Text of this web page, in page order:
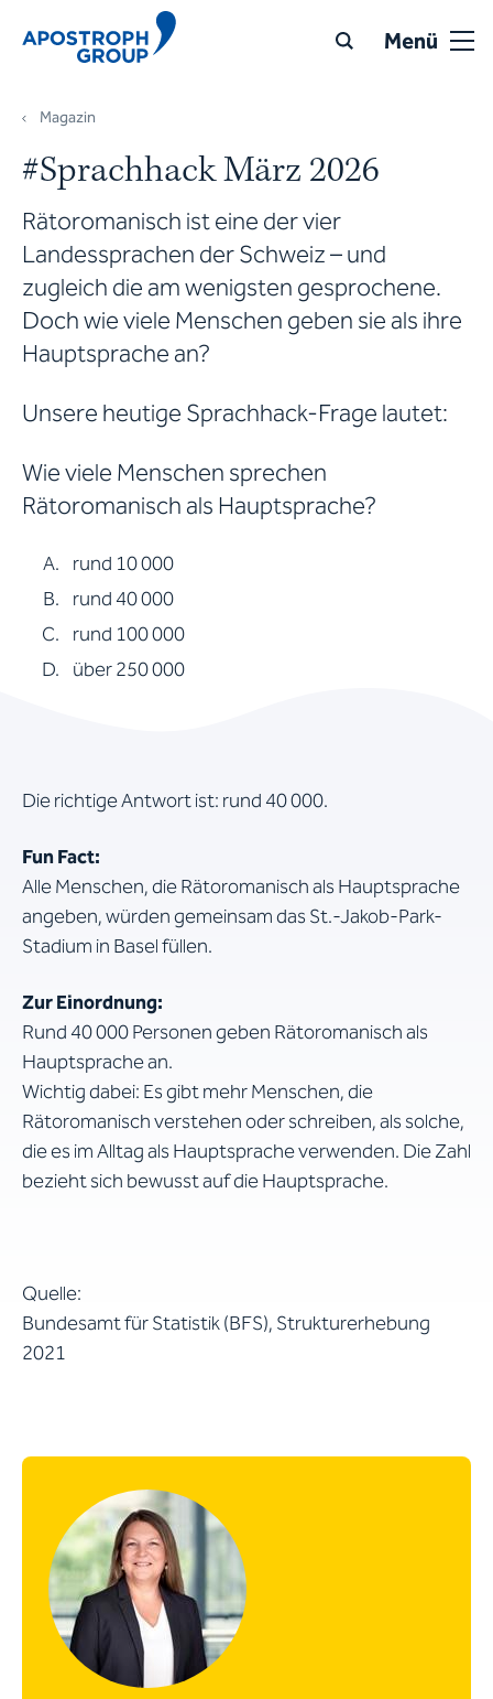
Menü
Magazin
#Sprachhack März 2026
Rätoromanisch ist eine der vier
Landessprachen der Schweiz – und
zugleich die am wenigsten gesprochene.
Doch wie viele Menschen geben sie als ihre
Hauptsprache an?
Unsere heutige Sprachhack-Frage lautet:
Wie viele Menschen sprechen
Rätoromanisch als Hauptsprache?
rund 10 000
rund 40 000
rund 100 000
über 250 000
Die richtige Antwort ist: rund 40 000.
Fun Fact:
Alle Menschen, die Rätoromanisch als Hauptsprache
angeben, würden gemeinsam das St.-Jakob-Park-
Stadium in Basel füllen.
Zur Einordnung:
Rund 40 000 Personen geben Rätoromanisch als
Hauptsprache an.
Wichtig dabei: Es gibt mehr Menschen, die
Rätoromanisch verstehen oder schreiben, als solche,
die es im Alltag als Hauptsprache verwenden. Die Zahl
bezieht sich bewusst auf die Hauptsprache.
Quelle:
Bundesamt für Statistik (BFS), Strukturerhebung
2021